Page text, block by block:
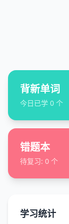
背新单词
今日已学 0 个
错题本
待复习: 0 个
学习统计